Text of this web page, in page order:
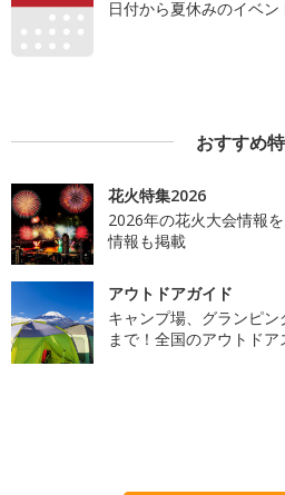
日付から夏休みのイベン
おすすめ
花火特集2026
2026年の花火大会情報
情報も掲載
アウトドアガイド
キャンプ場、グランピ
まで！全国のアウトド